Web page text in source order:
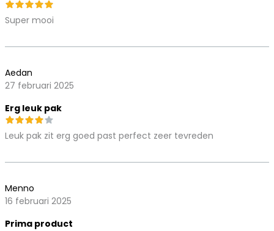
Super mooi
Aedan
27 februari 2025
Erg leuk pak
Leuk pak zit erg goed past perfect zeer tevreden
Menno
16 februari 2025
Prima product